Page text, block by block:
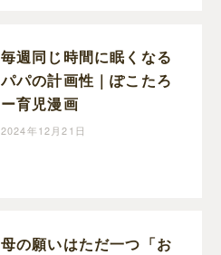
毎週同じ時間に眠くなる
パパの計画性｜ぽこたろ
ー育児漫画
2024年12月21日
母の願いはただ一つ「お